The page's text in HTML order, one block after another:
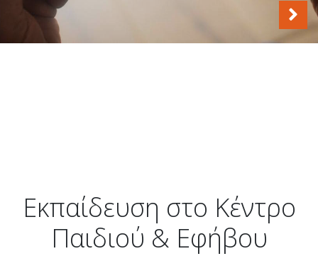
PreviousNext
Εκπαίδευση στο Κέντρο
Παιδιού & Εφήβου